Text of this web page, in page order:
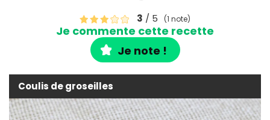
3 / 5 (1 note)
Je commente cette recette
Je note !
Coulis de groseilles